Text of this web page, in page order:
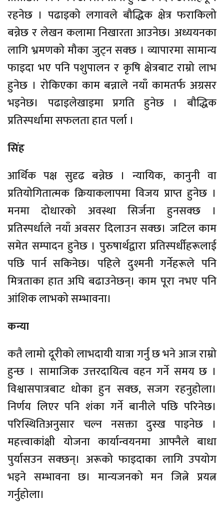
रहनेछ । पढाइको लगावले बौद्धिक क्षेत्र फराकिलो
बन्नेछ र लेखन कलामा निखारता आउनेछ। अध्ययनका
लागि भ्रमणको मौका जुट्न सक्छ । व्यापारमा सामान्य
फाइदा भए पनि पशुपालन र कृषि क्षेत्रबाट राम्रो लाभ
हुनेछ । रोकिएका काम बन्नाले नयाँ कामतर्फ अग्रसर
भइनेछ। पढाइलेखाइमा प्रगति हुनेछ । बौद्धिक
प्रतिस्पर्धामा सफलता हात पर्ला ।
सिंह
आर्थिक पक्ष सुदृढ बन्नेछ । न्यायिक, कानुनी वा
प्रतियोगितात्मक क्रियाकलापमा विजय प्राप्त हुनेछ ।
मनमा दोधारको अवस्था सिर्जना हुनसक्छ ।
प्रतिस्पर्धाले नयाँ अवसर दिलाउन सक्छ। जटिल काम
समेत सम्पादन हुनेछ । पुरुषार्थद्वारा प्रतिस्पर्धीहरूलाई
पछि पार्न सकिनेछ। पहिले दुश्मनी गर्नेहरूले पनि
मित्रताका हात अघि बढाउनेछन्। काम पूरा नभए पनि
आंशिक लाभको सम्भावना।
कन्या
कतै लामो दूरीको लाभदायी यात्रा गर्नु छ भने आज राम्रो
हुन्छ । सामाजिक उत्तरदायित्व वहन गर्ने समय छ ।
विश्वासपात्रबाट धोका हुन सक्छ, सजग रहनुहोला।
निर्णय लिएर पनि शंका गर्ने बानीले पछि परिनेछ।
परिस्थितिअनुसार चल्न नसक्ता दुस्ख पाइनेछ ।
महत्त्वाकांक्षी योजना कार्यान्वयनमा आफ्नैले बाधा
पुर्यासउन सक्छन्। अरूको फाइदाका लागि उपयोग
भइने सम्भावना छ। मान्यजनको मन जित्ने प्रयत्न
गर्नुहोला।